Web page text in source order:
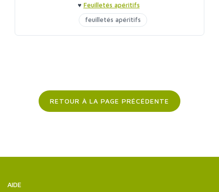
♥ Feuilletés apéritifs
feuilletés apéritifs
RETOUR À LA PAGE PRÉCÉDENTE
AIDE